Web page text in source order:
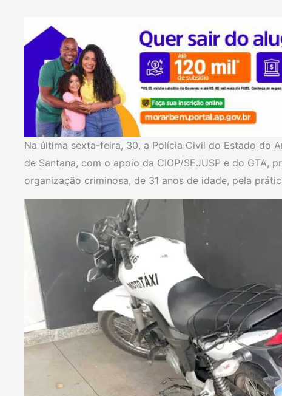
Na última sexta-feira, 30, a Polícia Civil do Estado do
de Santana, com o apoio da CIOP/SEJUSP e do GTA,
organização criminosa, de 31 anos de idade, pela